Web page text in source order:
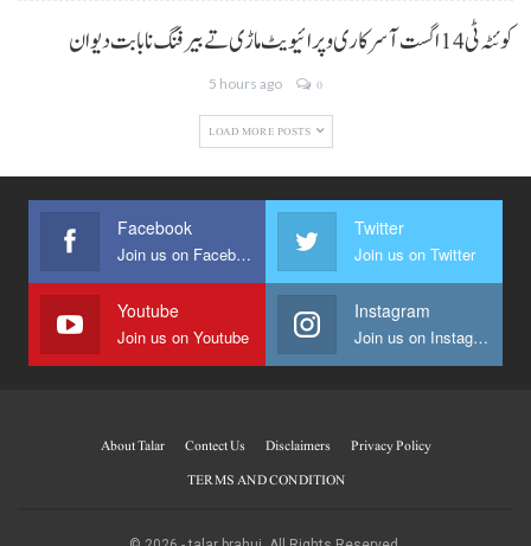
کوئٹہ ٹی 14 اگست آ سرکاری و پرائیویٹ ماڑی تے بیرفنگ نا بابت دیوان
5 hours ago 0
LOAD MORE POSTS
Facebook
Join us on Facebook
Twitter
Join us on Twitter
Youtube
Join us on Youtube
Instagram
Join us on Instagram
About Talar Contect Us Disclaimers
Privacy Policy
TERMS AND CONDITION